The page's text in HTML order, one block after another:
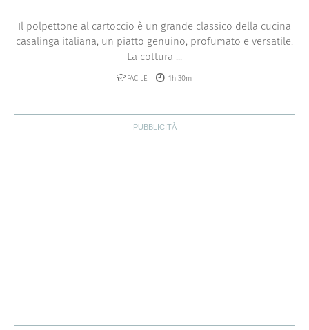
Il polpettone al cartoccio è un grande classico della cucina
casalinga italiana, un piatto genuino, profumato e versatile.
La cottura ...
FACILE 1h 30m